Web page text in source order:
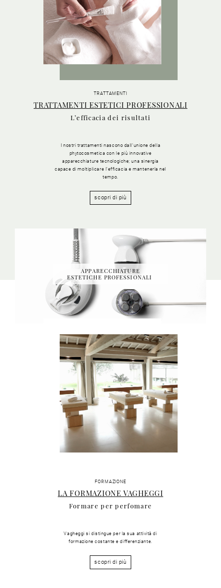
TRATTAMENTI
TRATTAMENTI ESTETICI PROFESSIONALI
L’efficacia dei risultati
I nostri trattamenti nascono dall’unione della
phytocosmetica con le più innovative
apparecchiature tecnologiche; una sinergia
capace di moltiplicare l’efficacia e mantenerla nel
tempo.
scopri di più
APPARECCHIATURE
ESTETICHE PROFESSIONALI
FORMAZIONE
LA FORMAZIONE VAGHEGGI
Formare per perfomare
Vagheggi si distingue per la sua attività di
formazione costante e differenziante.
scopri di più